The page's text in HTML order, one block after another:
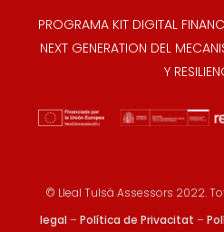
PROGRAMA KIT DIGITAL
NEXT GENERATION DEL
Y
© Lleal Tulsà Assessors 2022.
legal–Política de Privacitat –